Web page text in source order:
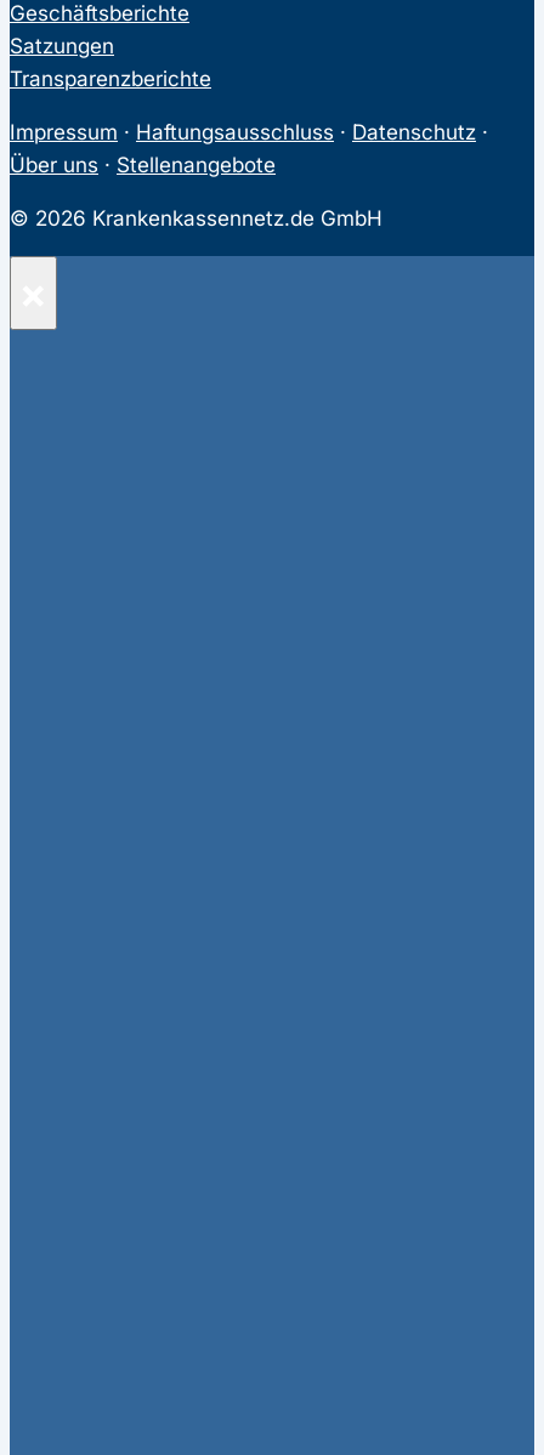
Geschäftsberichte
Satzungen
Transparenzberichte
Impressum · Haftungsausschluss · Datenschutz ·
Über uns · Stellenangebote
© 2026 Krankenkassennetz.de GmbH